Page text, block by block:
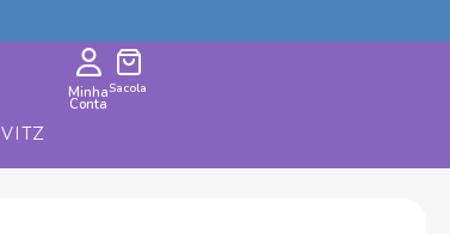
Minha
Conta
Sacola
VITZ